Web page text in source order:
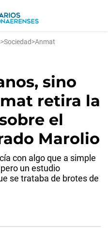
>Sociedad>Anmat
sino
retira la
el
Marolio
con algo que a simple
un estudio
se trataba de brotes de